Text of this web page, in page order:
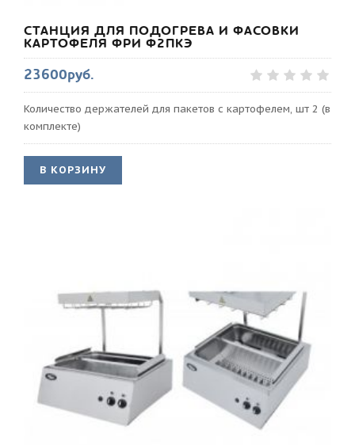
СТАНЦИЯ ДЛЯ ПОДОГРЕВА И ФАСОВКИ
КАРТОФЕЛЯ ФРИ Ф2ПКЭ
23600руб.
Количество держателей для пакетов с картофелем, шт 2 (в
комплекте)
В КОРЗИНУ